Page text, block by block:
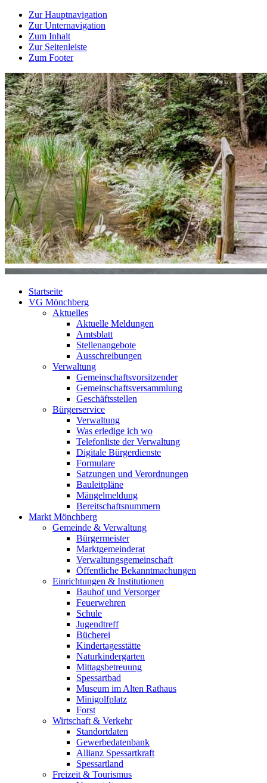
Zur Hauptnavigation
Zur Unternavigation
Zum Inhalt
Zur Seitenleiste
Zum Footer
Startseite
VG Mönchberg
Aktuelles
Aktuelle Meldungen
Amtsblatt
Stellenangebote
Ausschreibungen
Verwaltung
Gemeinschaftsvorsitzender
Gemeinschaftsversammlung
Geschäftsstellen
Bürgerservice
Verwaltung
Was erledige ich wo
Telefonliste der Verwaltung
Digitale Bürgerdienste
Formulare
Satzungen und Verordnungen
Bauleitpläne
Mängelmeldung
Bereitschaftsnummern
Markt Mönchberg
Gemeinde & Verwaltung
Bürgermeister
Marktgemeinderat
Verwaltungsgemeinschaft
Öffentliche Bekanntmachungen
Einrichtungen & Institutionen
Bauhof und Versorger
Feuerwehren
Schule
Jugendtreff
Bücherei
Kindertagesstätte
Naturkindergarten
Mittagsbetreuung
Spessartbad
Museum im Alten Rathaus
Minigolfplatz
Forst
Wirtschaft & Verkehr
Standortdaten
Gewerbedatenbank
Allianz Spessartkraft
Spessartland
Freizeit & Tourismus